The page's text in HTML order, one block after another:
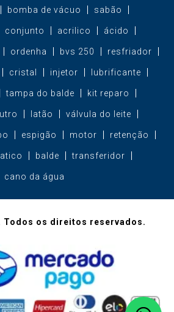
bomba de vácuo sabão
conjunto acrilico ácido
ordenha bvs 250 resfriador
cristal injetor lubrificante
tampa do balde kit reparo
latão válvula do leite
espigão motor retenção
balde transferidor
cano da água
Todos os direitos reservados.